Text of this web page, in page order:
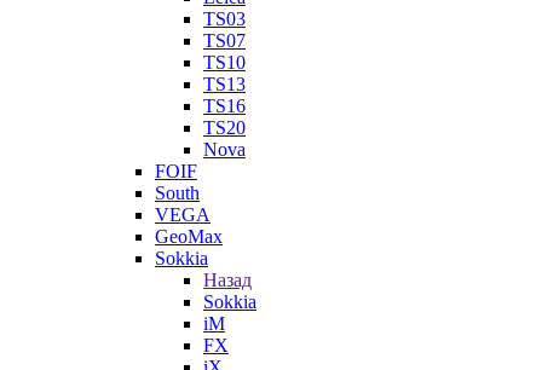
TS03
TS07
TS10
TS13
TS16
TS20
Nova
FOIF
South
VEGA
GeoMax
Sokkia
Назад
Sokkia
iM
FX